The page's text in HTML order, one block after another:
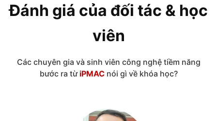
Đánh giá của đối tác & học
viên
Các chuyên gia và sinh viên công nghệ tiềm năng
bước ra từ iPMACnói gì về khóa học?